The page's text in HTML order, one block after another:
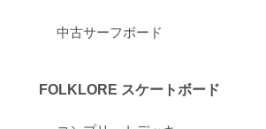
中古サーフボード
FOLKLORE スケートボード